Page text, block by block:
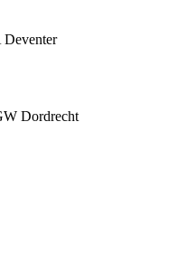
Deventer
Dordrecht